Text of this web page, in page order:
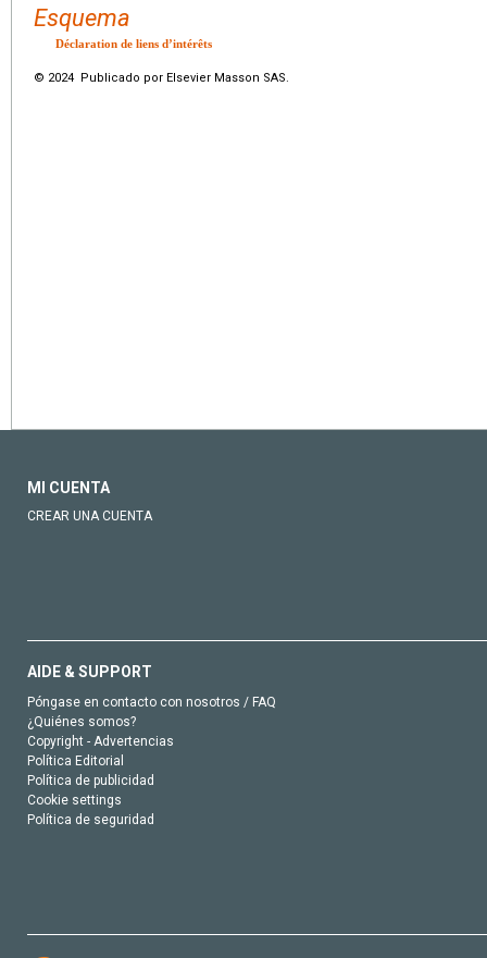
Esquema
Déclaration de liens d’intérêts
© 2024 Publicado por Elsevier Masson SAS.
MI CUENTA
CREAR UNA CUENTA
AIDE & SUPPORT
Póngase en contacto con nosotros / FAQ
¿Quiénes somos?
Copyright - Advertencias
Política Editorial
Política de publicidad
Cookie settings
Política de seguridad